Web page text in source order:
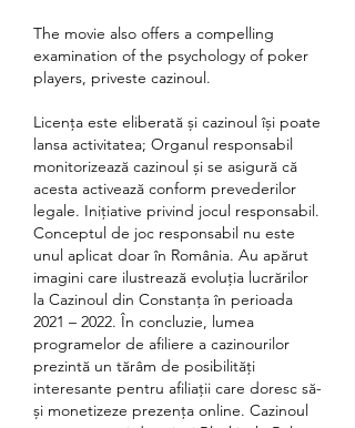
The movie also offers a compelling
examination of the psychology of poker
players, priveste cazinoul.
Licența este eliberată și cazinoul își poate
lansa activitatea; Organul responsabil
monitorizează cazinoul și se asigură că
acesta activează conform prevederilor
legale. Inițiative privind jocul responsabil.
Conceptul de joc responsabil nu este
unul aplicat doar în România. Au apărut
imagini care ilustrează evoluția lucrărilor
la Cazinoul din Constanța în perioada
2021 – 2022. În concluzie, lumea
programelor de afiliere a cazinourilor
prezintă un tărâm de posibilități
interesante pentru afiliații care doresc să-
și monetizeze prezența online. Cazinoul